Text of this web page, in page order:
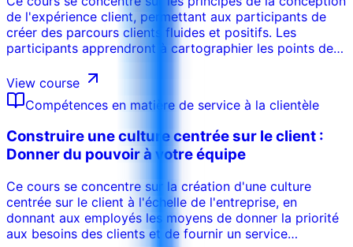
de l'expérience client, permettant aux participants de
créer des parcours clients fluides et positifs. Les
participants apprendront à cartographier les points de
douloureux et à concevoir des solutions de service qui
dépassent les attentes des clients. Le programme met
l'accent sur une approche centrée sur le client pour la
conception de services, en incorporant le retour
d'information et les données pour optimiser l'expérience
du client.
View course
Compétences en matière de service à la clientèle
Construire une culture centrée sur le client :
Donner du pouvoir à votre équipe
Ce cours se concentre sur la création d'une culture
centrée sur le client à l'échelle de l'entreprise, en
donnant aux employés les moyens de donner la priorité
aux besoins des clients et de fournir un service